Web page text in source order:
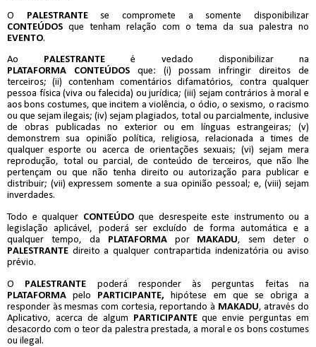
O PALESTRANTEse compromete a somente disponibilizar
CONTEÚDOS que tenham relação com o tema da sua palestra no
EVENTO.
Ao PALESTRANTE é vedado disponibilizar na
PLATAFORMA
CONTEÚDOSque: (i) possam infringir direitos de
terceiros; (ii) contenham comentários difamatórios, contra qualquer
pessoa física (viva ou falecida) ou jurídica; (iii) sejam contrários à moral e
aos bons costumes, que incitem a violência, o ódio, o sexismo, o racismo
ou que sejam ilegais; (iv) sejam plagiados, total ou parcialmente, inclusive
de obras publicadas no exterior ou em línguas estrangeiras; (v)
demonstrem sua opinião política, religiosa, relacionada a times de
qualquer esporte ou acerca de orientações sexuais; (vi) sejam mera
reprodução, total ou parcial, de conteúdo de terceiros, que não lhe
pertençam ou que não tenha direito ou autorização para publicar e
distribuir; (vii) expressem somente a sua opinião pessoal; e, (viii) sejam
inverdades.
Todo e qualquer CONTEÚDOque desrespeite este instrumento ou a
legislação aplicável, poderá ser excluído de forma automática e a
qualquer tempo, da PLATAFORMApor MAKADU, sem deter o
PALESTRANTE direito a qualquer contrapartida indenizatória ou aviso
prévio.
O PALESTRANTE poderá responder às perguntas feitas na
PLATAFORMApelo PARTICIPANTE,
hipótese em que se obriga a
responder às mesmas com cortesia, reportando à MAKADU, através do
Aplicativo, acerca de algum PARTICIPANTEque envie perguntas em
desacordo com o teor da palestra prestada, a moral e os bons costumes
ou ilegal.